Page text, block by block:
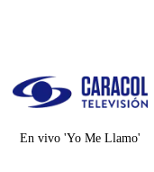
En vivo 'Yo Me Llamo'